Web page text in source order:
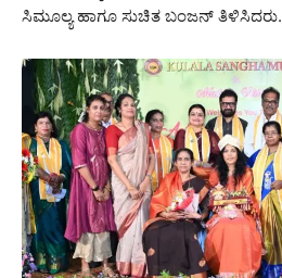
ಸಿಮೂಲ್ಯ ಹಾಗೂ ಸುಚಿತ ಬಂಜನ್ ತಿಳಿಸಿದರು.